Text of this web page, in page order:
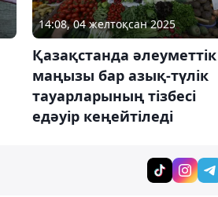
14:08, 04 желтоқсан 2025
Қазақстанда әлеуметтік
маңызы бар азық-түлік
тауарларының тізбесі
едәуір кеңейтіледі